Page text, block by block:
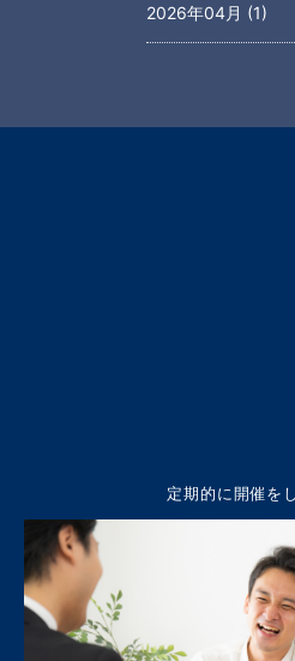
2026年04月 (1)
定期的に開催を